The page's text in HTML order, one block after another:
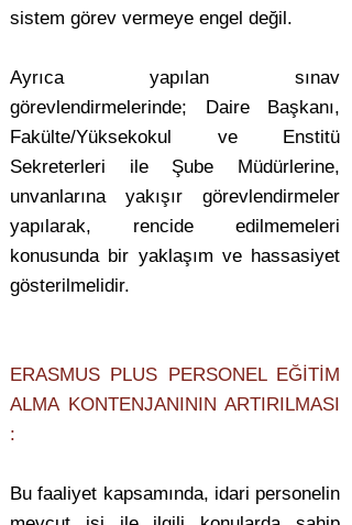
sistem görev vermeye engel değil.
Ayrıca yapılan sınav
görevlendirmelerinde; Daire Başkanı,
Fakülte/Yüksekokul ve Enstitü
Sekreterleri ile Şube Müdürlerine,
unvanlarına yakışır görevlendirmeler
yapılarak, rencide edilmemeleri
konusunda bir yaklaşım ve hassasiyet
gösterilmelidir.
ERASMUS PLUS PERSONEL EĞİTİM
ALMA KONTENJANININ ARTIRILMASI
:
Bu faaliyet kapsamında, idari personelin